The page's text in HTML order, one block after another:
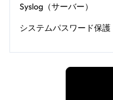
Syslog（サーバー）
システムパスワード保護